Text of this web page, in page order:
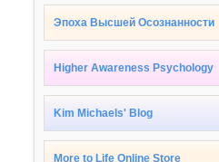
Эпоха Высшей Осознанности
Higher Awareness Psychology
Kim Michaels' Blog
More to Life Online Store